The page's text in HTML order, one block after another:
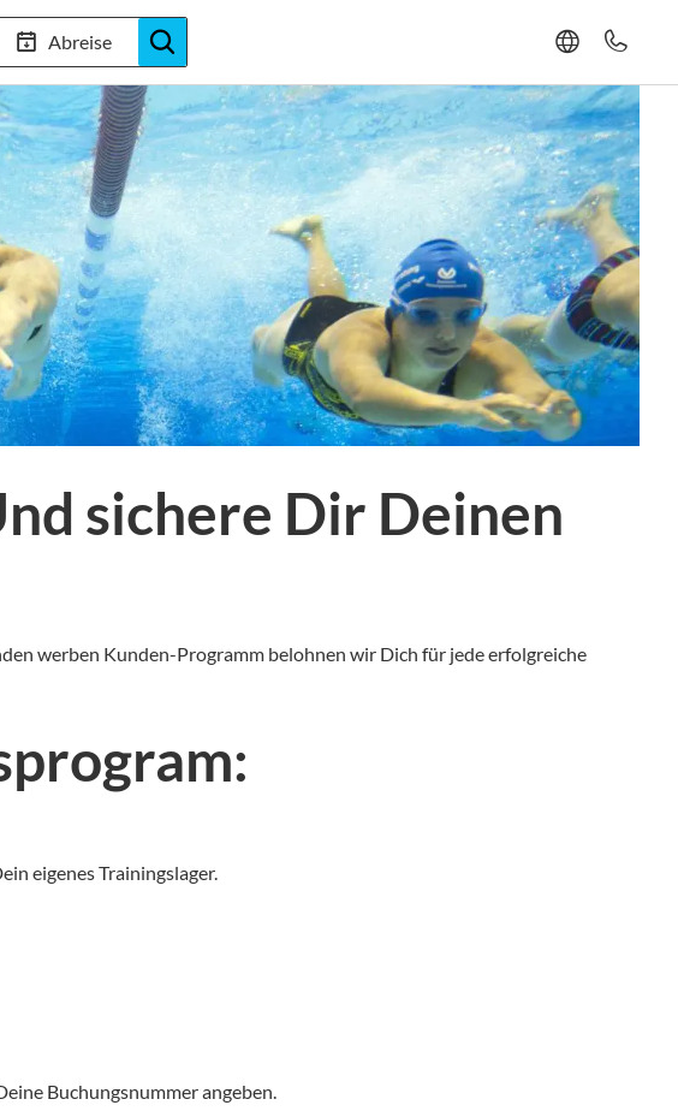
Abreise
20+ Jahre Trainingslager-Expertise
sichere Dir Deinen
werben Kunden-Programm belohnen wir Dich für jede erfolgreiche
eigenes Trainingslager.
Buchungsnummer angeben.